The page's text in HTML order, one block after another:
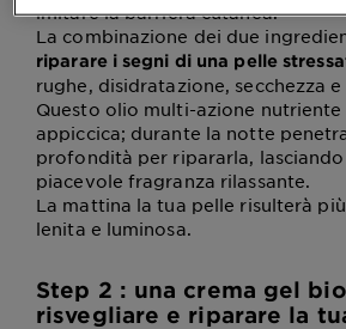
imitare la barriera cutanea.
La combinazione dei due
riparare i segni di una pelle
rughe, disidratazione, secchezza
Questo olio multi-azione nutriente
appiccica; durante la notte
profondità per ripararla, lasciando
piacevole fragranza rilassante.
La mattina la tua pelle risulterà
lenita e luminosa.
Step 2 : una crema gel
risvegliare e riparare la